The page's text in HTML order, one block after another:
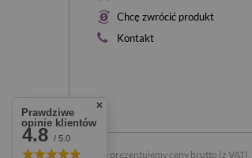
Chcę zwrócić produkt
Kontakt
W sklepie prezentujemy ceny brutto (z VAT).
Prawdziwe
opinie klientów
4.8 / 5.0